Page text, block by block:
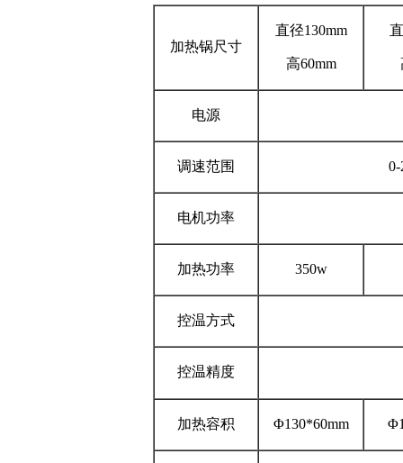
加热锅尺寸
直径130mm
高60mm
电源
调速范围
电机功率
加热功率 350w
控温方式
控温精度
加热容积 Φ130*60mm